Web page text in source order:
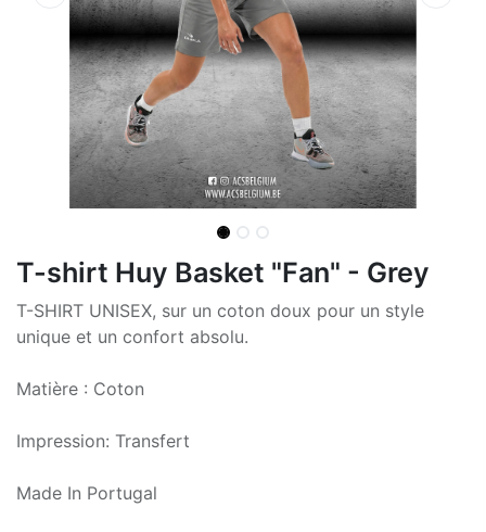
T-shirt Huy Basket "Fan" - Grey
T-SHIRT UNISEX, sur un coton doux pour un style
unique et un confort absolu.
Matière : Coton
Impression: Transfert
Made In Portugal